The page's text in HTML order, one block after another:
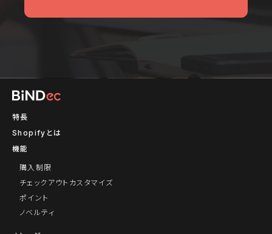
特長
Shopifyとは
機能
購入制限
チェックアウトカスタマイズ
ポイント
ノベルティ